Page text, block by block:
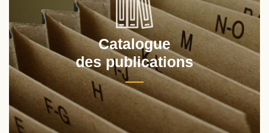
Catalogue
des publications